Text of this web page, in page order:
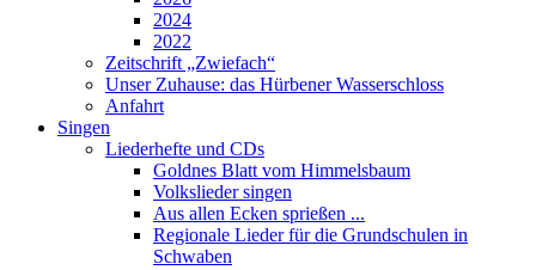
2024
2022
Zeitschrift „Zwiefach“
Unser Zuhause: das Hürbener Wasserschloss
Anfahrt
Singen
Liederhefte und CDs
Goldnes Blatt vom Himmelsbaum
Volkslieder singen
Aus allen Ecken sprießen ...
Regionale Lieder für die Grundschulen in
Schwaben